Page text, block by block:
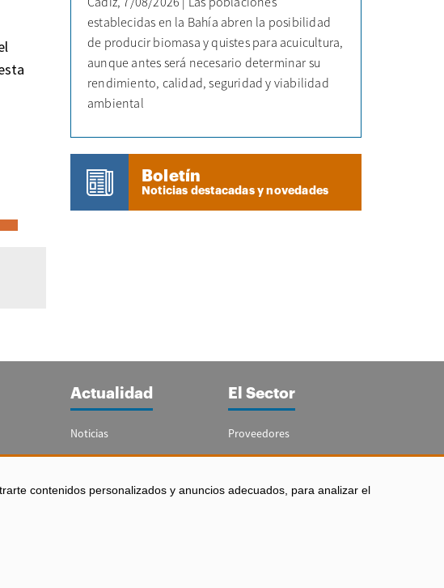
contenidos personalizados y anuncios adecuados, para analizar el
establecidas en la Bahía abren la posibilidad
de producir biomasa y quistes para acuicultura,
aunque antes será necesario determinar su
rendimiento, calidad, seguridad y viabilidad
ambiental
Boletín
Noticias destacadas y novedades
Actualidad
Noticias
Reportajes
Boletín Acuicultura
El Sector
Proveedores
Guía del Sector
Legislación
- 2026. Todos los derechos reservados